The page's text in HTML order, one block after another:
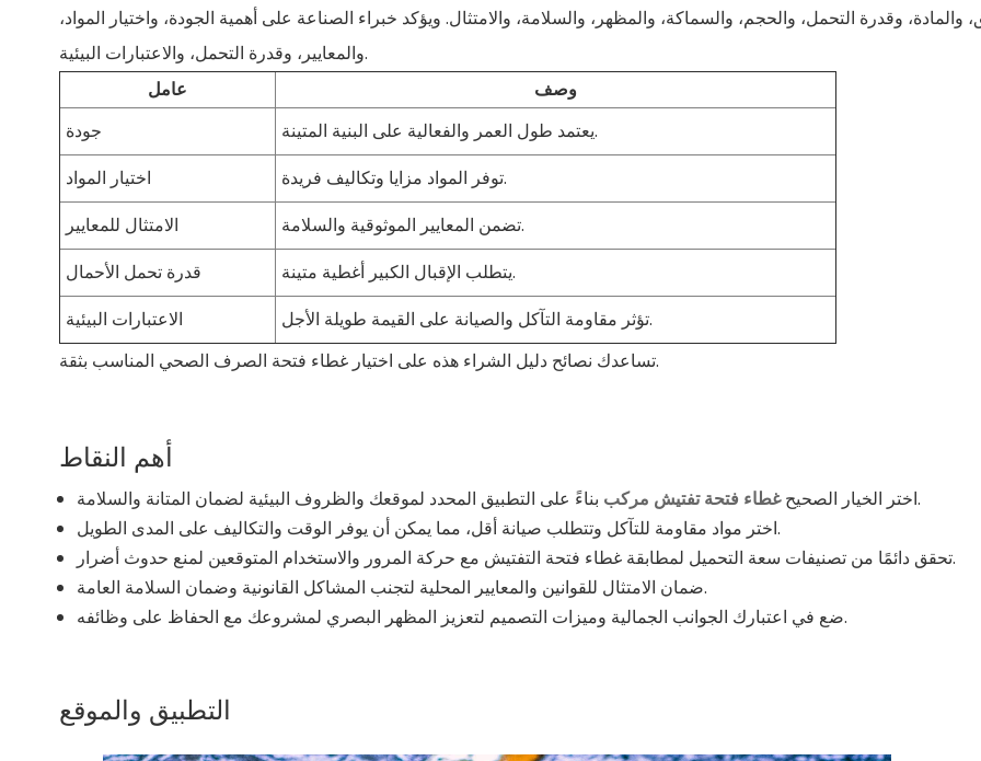
والمادة، وقدرة التحمل، والحجم، والسماكة، والمظهر، والسلامة، والامتثال. ويؤكد خبراء الصناعة على أهمية الجودة، واختيار المواد،
والمعايير، وقدرة التحمل، والاعتبارات البيئية.
عامل
وصف
جودة
يعتمد طول العمر والفعالية على البنية المتينة.
اختيار المواد
توفر المواد مزايا وتكاليف فريدة.
الامتثال للمعايير
تضمن المعايير الموثوقية والسلامة.
قدرة تحمل الأحمال
يتطلب الإقبال الكبير أغطية متينة.
الاعتبارات البيئية
تؤثر مقاومة التآكل والصيانة على القيمة طويلة الأجل.
تساعدك نصائح دليل الشراء هذه على اختيار غطاء فتحة الصرف الصحي المناسب بثقة.
أهم النقاط
اختر الخيار الصحيحغطاء فتحة تفتيش مركب
بناءً على التطبيق المحدد لموقعك والظروف البيئية لضمان المتانة والسلامة.
اختر مواد مقاومة للتآكل وتتطلب صيانة أقل، مما يمكن أن يوفر الوقت والتكاليف على المدى الطويل.
تحقق دائمًا من تصنيفات سعة التحميل لمطابقة غطاء فتحة التفتيش مع حركة المرور والاستخدام المتوقعين لمنع حدوث أضرار.
ضمان الامتثال للقوانين والمعايير المحلية لتجنب المشاكل القانونية وضمان السلامة العامة.
ضع في اعتبارك الجوانب الجمالية وميزات التصميم لتعزيز المظهر البصري لمشروعك مع الحفاظ على وظائفه.
التطبيق والموقع